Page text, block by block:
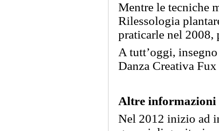
Mentre le tecniche
Rilessologia
praticarle nel 2008,
A tutt’oggi,
Danza Creativa
Altre informazioni
Nel 2012 inizio ad